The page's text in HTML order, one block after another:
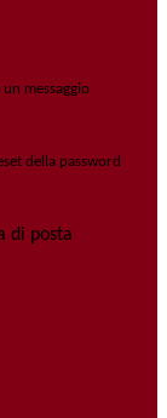
messaggio
della password
di posta